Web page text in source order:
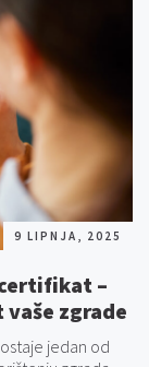
9 LIPNJA, 2025
–
zgrade
jedan od